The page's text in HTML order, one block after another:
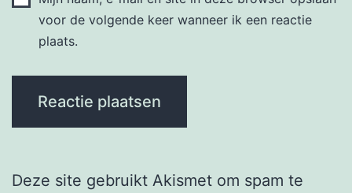
voor de volgende keer wanneer ik een reactie
plaats.
Deze site gebruikt Akismet om spam te